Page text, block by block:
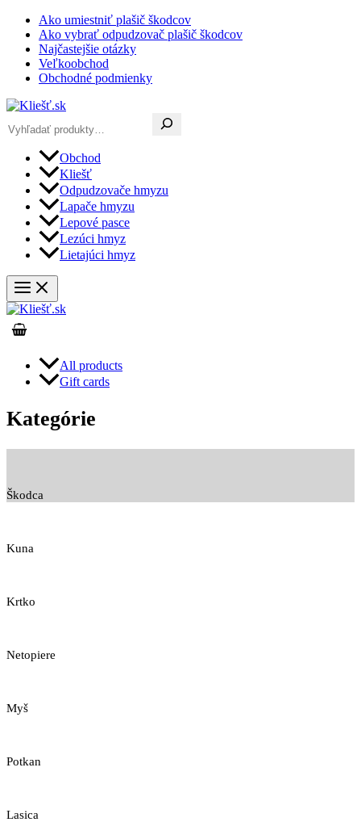
Preskočiť
obsah
Ako umiestniť plašič škodcov
Ako vybrať odpudzovač plašič škodcov
Najčastejšie otázky
Veľkoobchod
Obchodné podmienky
Obchod
Kliešť
Odpudzovače hmyzu
Lapače hmyzu
Lepové pasce
Lezúci hmyz
Lietajúci hmyz
All products
Gift cards
Kategórie
Škodca
Kuna
Krtko
Netopiere
Myš
Potkan
Lasica